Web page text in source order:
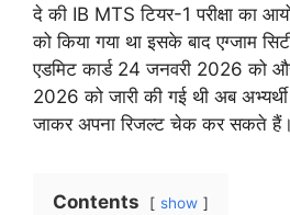
दे की IB MTS टियर-1 परीक्षा का
को किया गया था इसके बाद एग्जाम
एडमिट कार्ड 24 जनवरी 2026 को
2026 को जारी की गई थी अब
जाकर अपना रिजल्ट चेक कर सकते हैं।
Contents show